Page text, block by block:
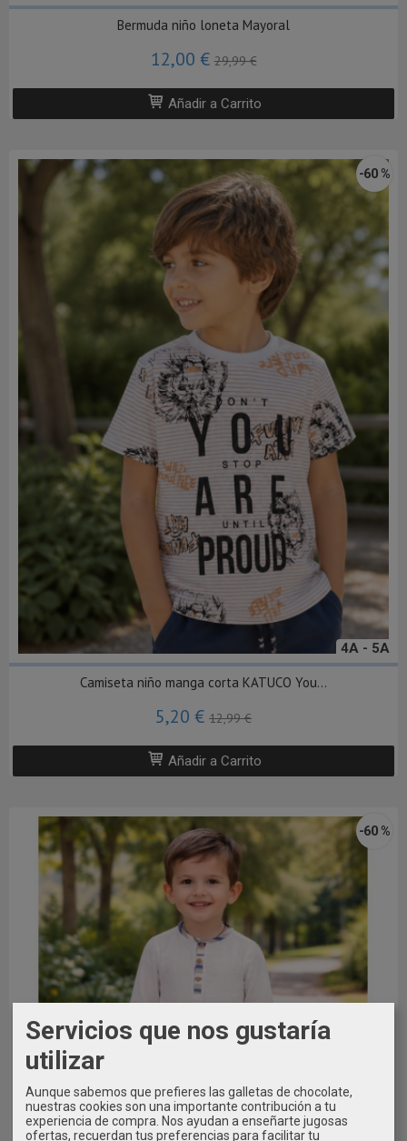
Bermuda niño loneta Mayoral
12,00 €29,99 €
Añadir a Carrito
4A - 5A
-60 %
Camiseta niño manga corta KATUCO You...
5,20 € 12,99 €
Añadir a Carrito
-60 %
Servicios que nos gustaría
utilizar
Aunque sabemos que prefieres las galletas de chocolate,
nuestras cookies son una importante contribución a tu
experiencia de compra. Nos ayudan a enseñarte jugosas
ofertas, recuerdan tus preferencias para facilitar tu